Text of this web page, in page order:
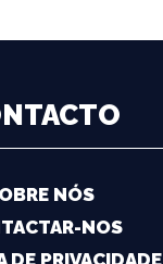
NÓS
NOS
DE PRIVACIDADE